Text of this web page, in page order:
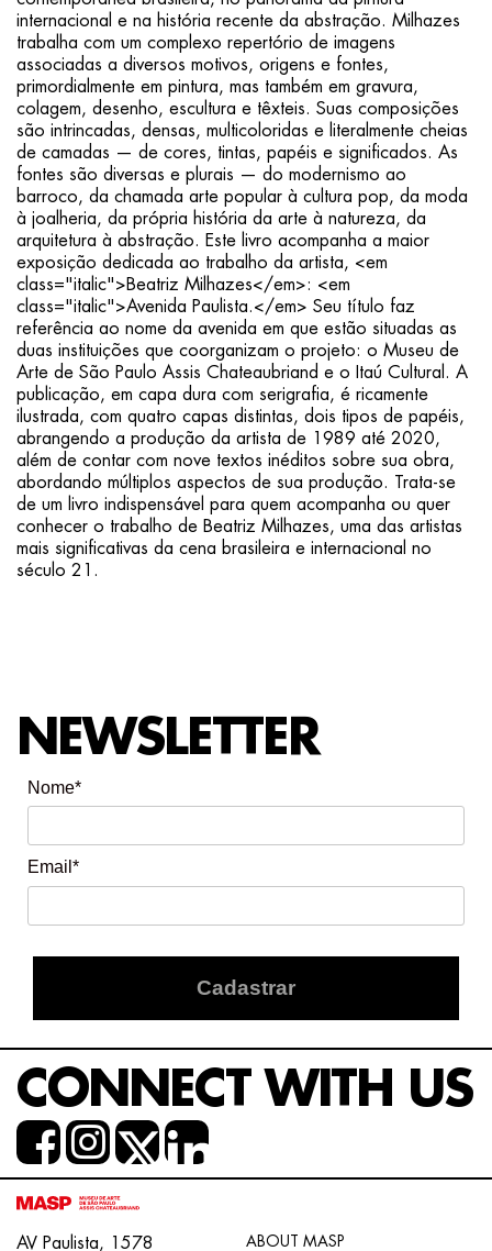
internacional e na história recente da abstração. Milhazes
trabalha com um complexo repertório de imagens
associadas a diversos motivos, origens e fontes,
primordialmente em pintura, mas também em gravura,
colagem, desenho, escultura e têxteis. Suas composições
são intrincadas, densas, multicoloridas e literalmente cheias
de camadas — de cores, tintas, papéis e significados. As
fontes são diversas e plurais — do modernismo ao
barroco, da chamada arte popular à cultura pop, da moda
à joalheria, da própria história da arte à natureza, da
arquitetura à abstração. Este livro acompanha a maior
exposição dedicada ao trabalho da artista, <em
class="italic">Beatriz Milhazes</em>: <em
class="italic">Avenida Paulista.</em> Seu título faz
referência ao nome da avenida em que estão situadas as
duas instituições que coorganizam o projeto: o Museu de
Arte de São Paulo Assis Chateaubriand e o Itaú Cultural. A
publicação, em capa dura com serigrafia, é ricamente
ilustrada, com quatro capas distintas, dois tipos de papéis,
abrangendo a produção da artista de 1989 até 2020,
além de contar com nove textos inéditos sobre sua obra,
abordando múltiplos aspectos de sua produção. Trata-se
de um livro indispensável para quem acompanha ou quer
conhecer o trabalho de Beatriz Milhazes, uma das artistas
mais significativas da cena brasileira e internacional no
século 21.
NEWSLETTER
Nome*
Email*
Cadastrar
CONNECT WITH US
AV Paulista, 1578 ABOUT MASP